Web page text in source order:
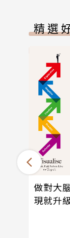
精選
做對大
現就升